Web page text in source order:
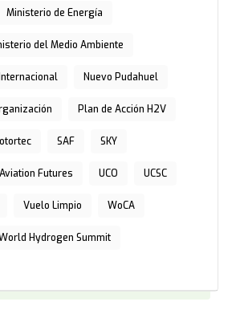
Ministerio de Energía
del Medio Ambiente
Nuevo Pudahuel
Plan de Acción H2V
SAF SKY
Futures UCO UCSC
Vuelo Limpio WoCA
Hydrogen Summit